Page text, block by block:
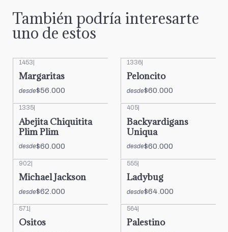
También podría interesarte
uno de estos
1453
Margaritas
desde$56.000
1336
Peloncito
desde$60.000
1335
Abejita Chiquitita
Plim Plim
desde$60.000
405
Backyardigans
Uniqua
desde$60.000
902|
Michael Jackson
desde$62.000
555|
Ladybug
desde$64.000
571
Ositos
564
Palestino